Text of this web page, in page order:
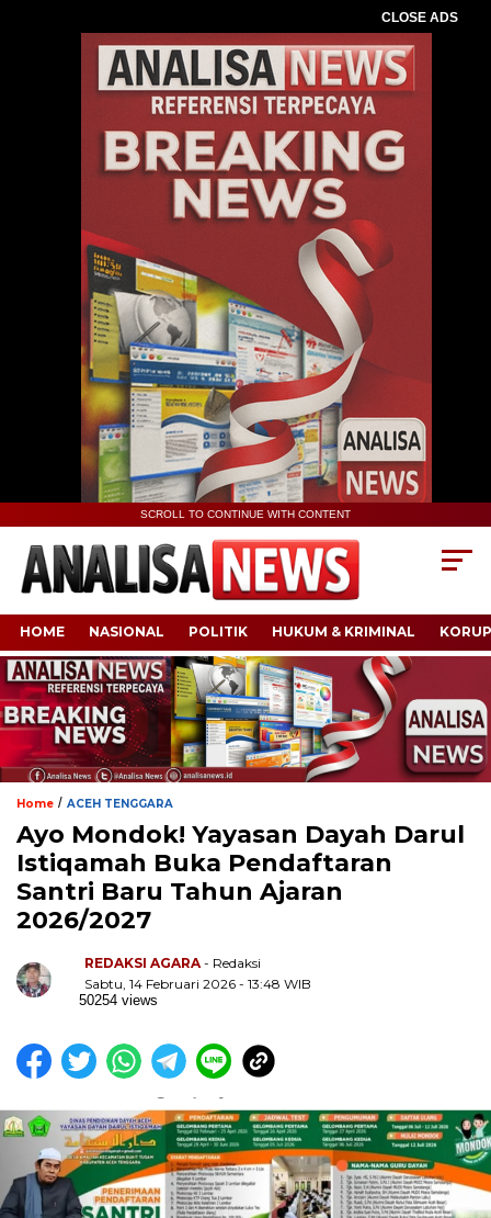
CLOSE ADS
SCROLL TO CONTINUE WITH CONTENT
HOME NASIONAL POLITIK HUKUM & KRIMINAL
Home / ACEH TENGGARA
Ayo Mondok! Yayasan Dayah Darul
Istiqamah Buka Pendaftaran
Santri Baru Tahun Ajaran
2026/2027
REDAKSI AGARA - Redaksi
Sabtu, 14 Februari 2026 - 13:48 WIB
50254 views